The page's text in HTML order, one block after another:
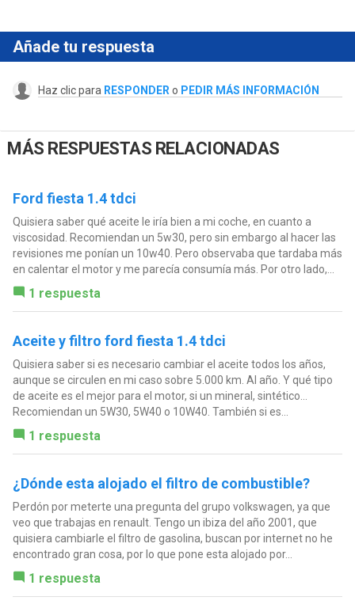
Añade tu respuesta
Haz clic para RESPONDER o PEDIR MÁS INFORMACIÓN
MÁS RESPUESTAS RELACIONADAS
Ford fiesta 1.4 tdci
Quisiera saber qué aceite le iría bien a mi coche, en cuanto a
viscosidad. Recomiendan un 5w30, pero sin embargo al hacer las
revisiones me ponían un 10w40. Pero observaba que tardaba más
en calentar el motor y me parecía consumía más. Por otro lado,...
1 respuesta
Aceite y filtro ford fiesta 1.4 tdci
Quisiera saber si es necesario cambiar el aceite todos los años,
aunque se circulen en mi caso sobre 5.000 km. Al año. Y qué tipo
de aceite es el mejor para el motor, si un mineral, sintético...
Recomiendan un 5W30, 5W40 o 10W40. También si es...
1 respuesta
¿Dónde esta alojado el filtro de combustible?
Perdón por meterte una pregunta del grupo volkswagen, ya que
veo que trabajas en renault. Tengo un ibiza del año 2001, que
quisiera cambiarle el filtro de gasolina, buscan por internet no he
encontrado gran cosa, por lo que pone esta alojado por...
1 respuesta